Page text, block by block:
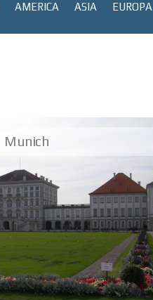
AMERICA ASIA EUROPA
Munich